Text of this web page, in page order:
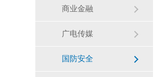
商业金融
广电传媒
国防安全